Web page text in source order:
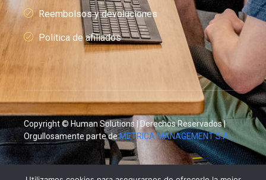
Reembolsos y devoluciones
Política de afiliados
Copyright © Human Solutions | Derechos Reservados |
Orgullosamente parte deMETRICA MANAGEMENT S.A.